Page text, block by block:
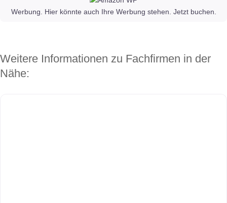
Werbung. Hier könnte auch Ihre Werbung stehen. Jetzt buchen.
Weitere Informationen zu Fachfirmen in der
Nähe: